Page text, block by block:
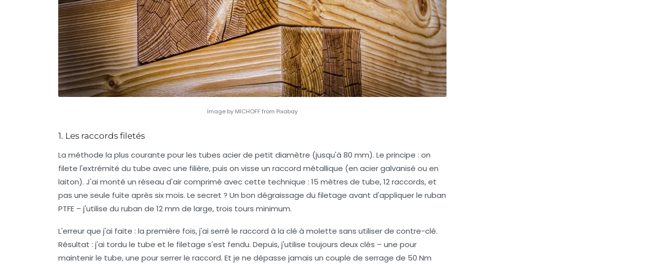
Image by MICHOFF from Pixabay
1. Les raccords filetés
La méthode la plus courante pour les tubes acier de petit diamètre (jusqu'à 80 mm). Le principe : on
filete l'extrémité du tube avec une filière, puis on visse un raccord métallique (en acier galvanisé ou en
laiton). J'ai monté un réseau d'air comprimé avec cette technique : 15 mètres de tube, 12 raccords, et
pas une seule fuite après six mois. Le secret ? Un bon dégraissage du filetage avant d'appliquer le ruban
PTFE – j'utilise du ruban de 12 mm de large, trois tours minimum.
L'erreur que j'ai faite : la première fois, j'ai serré le raccord à la clé à molette sans utiliser de contre-clé.
Résultat : j'ai tordu le tube et le filetage s'est fendu. Depuis, j'utilise toujours deux clés – une pour
maintenir le tube, une pour serrer le raccord. Et je ne dépasse jamais un couple de serrage de 50 Nm